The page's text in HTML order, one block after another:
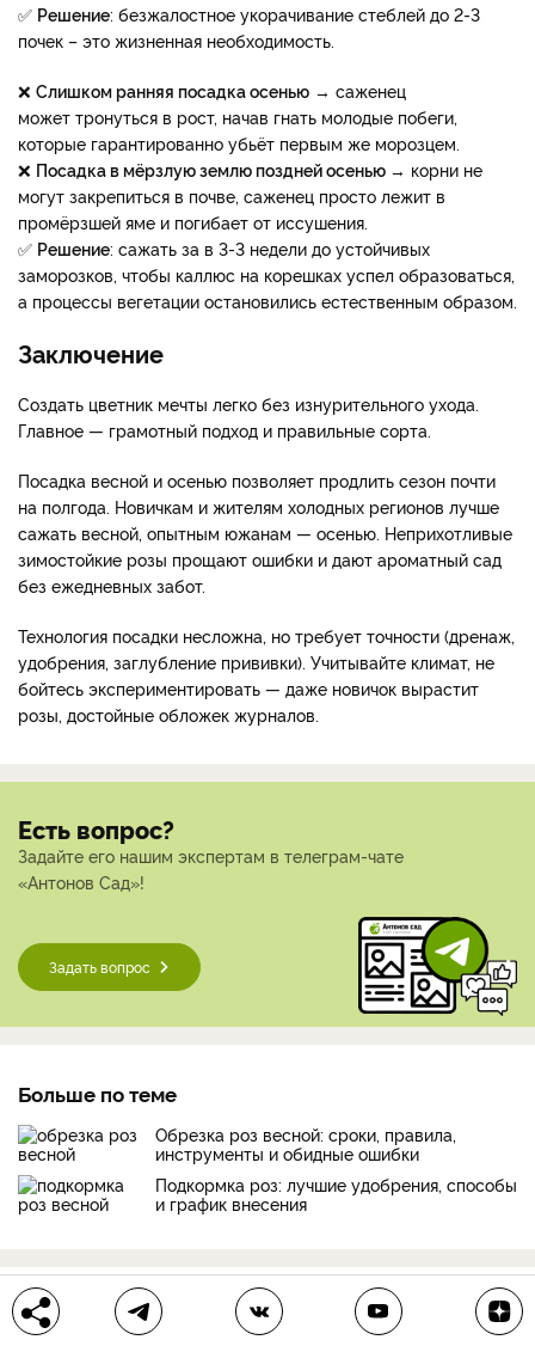
✅ Решение: безжалостное укорачивание стеблей до 2-3
почек – это жизненная необходимость.
❌ Слишком ранняя посадка осенью → саженец
может тронуться в рост, начав гнать молодые побеги,
которые гарантированно убьёт первым же морозцем.
❌​​​​​​​ Посадка в мёрзлую землю поздней осенью → корни не
могут закрепиться в почве, саженец просто лежит в
промёрзшей яме и погибает от иссушения.
✅​​​​​​​ Решение: сажать за в 3-3 недели до устойчивых
заморозков, чтобы каллюс на корешках успел образоваться,
а процессы вегетации остановились естественным образом.
Заключение
Создать цветник мечты легко без изнурительного ухода.
Главное — грамотный подход и правильные сорта.
Посадка весной и осенью позволяет продлить сезон почти
на полгода. Новичкам и жителям холодных регионов лучше
сажать весной, опытным южанам — осенью. Неприхотливые
зимостойкие розы прощают ошибки и дают ароматный сад
без ежедневных забот.
Технология посадки несложна, но требует точности (дренаж,
удобрения, заглубление прививки). Учитывайте климат, не
бойтесь экспериментировать — даже новичок вырастит
розы, достойные обложек журналов.
Есть вопрос?
Задайте его нашим экспертам в телеграм-чате
«Антонов Сад»!
Задать вопрос
Больше по теме
Обрезка роз весной: сроки, правила,
инструменты и обидные ошибки
Подкормка роз: лучшие удобрения, способы
и график внесения
розы сорта роз выбор редакции